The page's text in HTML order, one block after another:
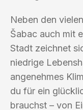
Neben den
Šabac auch mit
Stadt zeichnet
niedrige
angenehmes
du für ein
brauchst – von